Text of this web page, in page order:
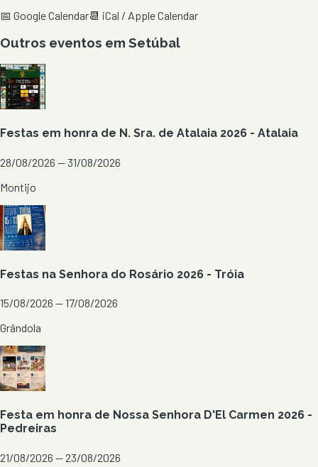
📅 Google Calendar📆 iCal / Apple Calendar
Outros eventos em Setúbal
Festas em honra de N. Sra. de Atalaia 2026 - Atalaia
28/08/2026 — 31/08/2026
Montijo
Festas na Senhora do Rosário 2026 - Tróia
15/08/2026 — 17/08/2026
Grândola
Festa em honra de Nossa Senhora D'El Carmen 2026 -
Pedreiras
21/08/2026 — 23/08/2026